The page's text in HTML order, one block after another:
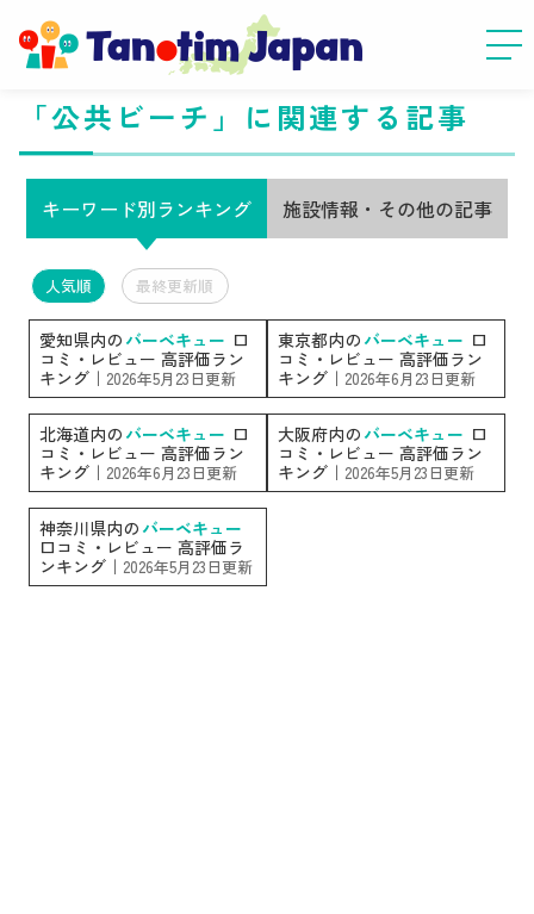
「公共ビーチ」に関連する記事
キーワード別ランキング 施設情報・その他の記事
人気順 最終更新順
愛知県内の バーベキュー 口
コミ・レビュー 高評価ラン
キング｜ 2026年5月23日更新
東京都内の バーベキュー 口
コミ・レビュー 高評価ラン
キング｜ 2026年6月23日更新
北海道内の バーベキュー 口
コミ・レビュー 高評価ラン
キング｜ 2026年6月23日更新
大阪府内の バーベキュー 口
コミ・レビュー 高評価ラン
キング｜ 2026年5月23日更新
神奈川県内の バーベキュー
口コミ・レビュー 高評価ラ
ンキング｜ 2026年5月23日更新